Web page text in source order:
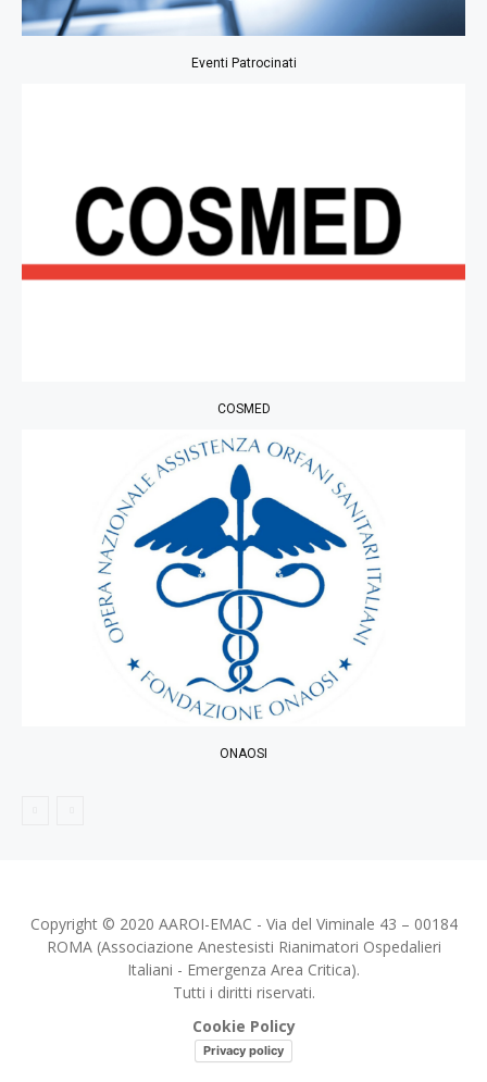
Eventi Patrocinati
COSMED
ONAOSI
Copyright © 2020 AAROI-EMAC - Via del Viminale 43 – 00184
ROMA (Associazione Anestesisti Rianimatori Ospedalieri
Italiani - Emergenza Area Critica).
Tutti i diritti riservati.
Cookie Policy
Privacy policy